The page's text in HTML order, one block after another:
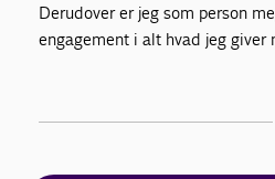
Derudover er jeg som person
engagement i alt hvad jeg giver